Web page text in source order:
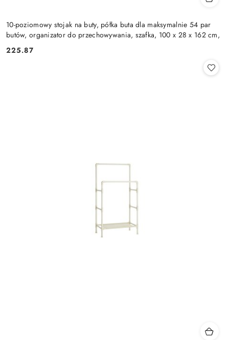
10-poziomowy stojak na buty, półka buta dla maksymalnie 54 par
butów, organizator do przechowywania, szafka, 100 x 28 x 162 cm,
Cena:
225.87